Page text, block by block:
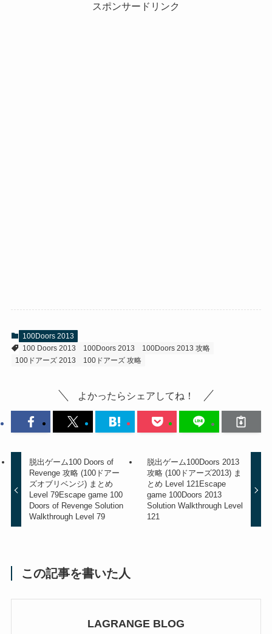
スポンサードリンク
100Doors 2013
100 Doors 2013
100Doors 2013
100Doors 2013 攻略
100ドアーズ 2013
100ドアーズ 攻略
よかったらシェアしてね！
脱出ゲーム100 Doors of
Revenge 攻略 (100ドアー
ズオブリベンジ) まとめ
Level 79Escape game 100
Doors of Revenge Solution
Walkthrough Level 79
脱出ゲーム100Doors 2013
攻略 (100ドアーズ2013) ま
とめ Level 121Escape
game 100Doors 2013
Solution Walkthrough Level
121
この記事を書いた人
LAGRANGE BLOG